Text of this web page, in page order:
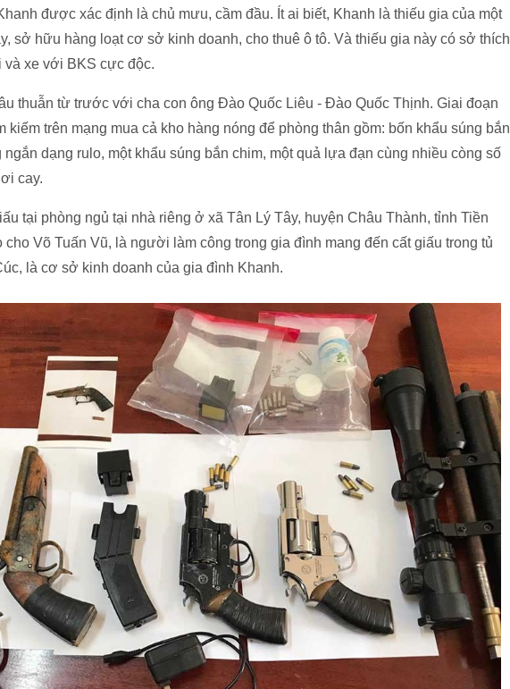
được xác định là chủ mưu, cầm đầu. Ít ai biết, Khanh là thiếu gia của một
sở hữu hàng loạt cơ sở kinh doanh, cho thuê ô tô. Và thiếu gia này có sở thích
và xe với BKS cực độc.
thuẫn từ trước với cha con ông Đào Quốc Liêu - Đào Quốc Thịnh. Giai đoạn
kiếm trên mạng mua cả kho hàng nóng để phòng thân gồm: bốn khẩu súng bắn
dạng rulo, một khẩu súng bắn chim, một quả lựa đạn cùng nhiều còng số
cay.
tại phòng ngủ tại nhà riêng ở xã Tân Lý Tây, huyện Châu Thành, tỉnh Tiền
Võ Tuấn Vũ, là người làm công trong gia đình mang đến cất giấu trong tủ
là cơ sở kinh doanh của gia đình Khanh.